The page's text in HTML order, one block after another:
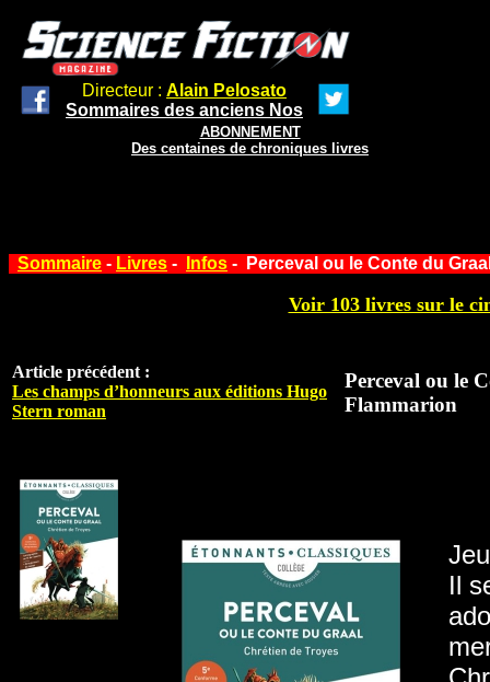
Directeur : Alain Pelosato
Sommaires des anciens Nos
ABONNEMENT
Des centaines de chroniques livres
Sommaire - Livres - Infos - Perceval ou le Conte du
Voir 103 livres sur le
Article précédent :
Les champs d’honneurs aux éditions Hugo
Stern roman
Perceval ou le
Flammarion
Il